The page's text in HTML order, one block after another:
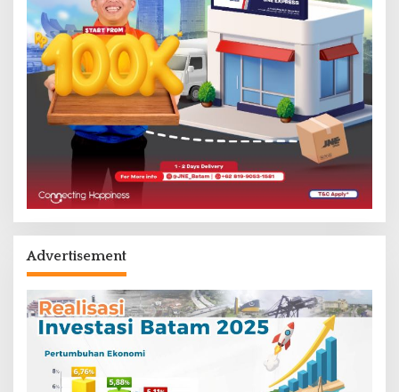
Advertisement